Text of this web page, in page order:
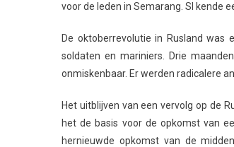
voor de leden in Semarang. SI kende
De oktoberrevolutie in Rusland
soldaten en mariniers. Drie
onmiskenbaar. Er werden radicalere
Het uitblijven van een vervolg op de
het de basis voor de opkomst van
hernieuwde opkomst van de